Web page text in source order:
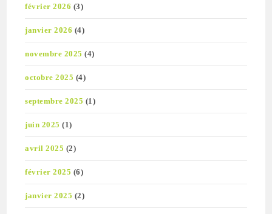
février 2026 (3)
janvier 2026 (4)
novembre 2025 (4)
octobre 2025 (4)
septembre 2025 (1)
juin 2025 (1)
avril 2025 (2)
février 2025 (6)
janvier 2025 (2)